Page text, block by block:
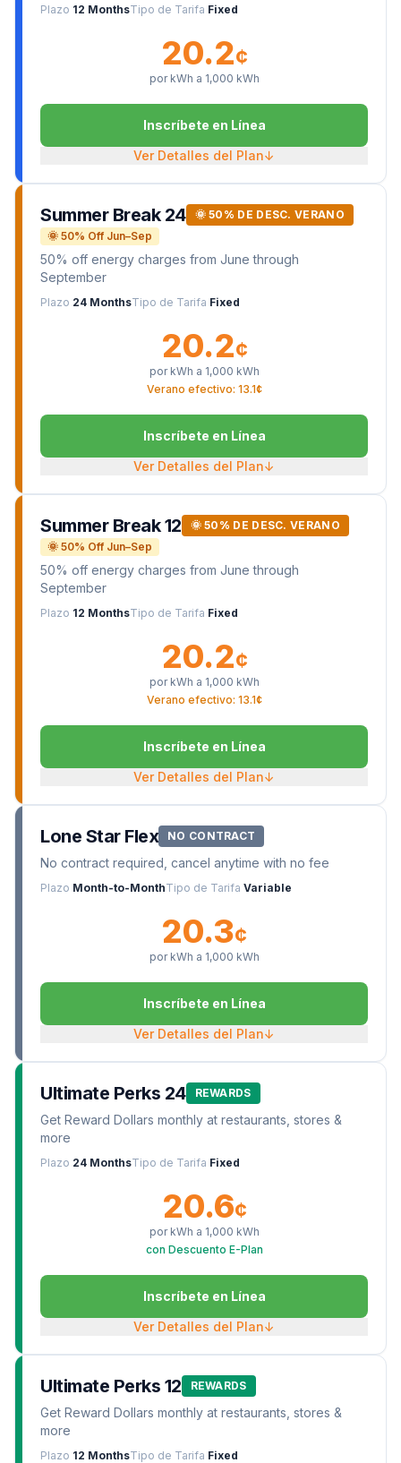
Plazo 12 MonthsTipo de Tarifa Fixed
20.2¢
por kWh a 1,000 kWh
Inscríbete en Línea
Ver Detalles del Plan↓
Summer Break 24
🌞 50% DE DESC. VERANO
🌞 50% Off Jun–Sep
50% off energy charges from June through
September
Plazo 24 MonthsTipo de Tarifa Fixed
20.2¢
por kWh a 1,000 kWh
Verano efectivo: 13.1¢
Inscríbete en Línea
Ver Detalles del Plan↓
Summer Break 12
🌞 50% DE DESC. VERANO
🌞 50% Off Jun–Sep
50% off energy charges from June through
September
Plazo 12 MonthsTipo de Tarifa Fixed
20.2¢
por kWh a 1,000 kWh
Verano efectivo: 13.1¢
Inscríbete en Línea
Ver Detalles del Plan↓
Lone Star Flex NO CONTRACT
No contract required, cancel anytime with no fee
Plazo Month-to-MonthTipo de Tarifa Variable
20.3¢
por kWh a 1,000 kWh
Inscríbete en Línea
Ver Detalles del Plan↓
Ultimate Perks 24 REWARDS
Get Reward Dollars monthly at restaurants, stores &
more
Plazo 24 MonthsTipo de Tarifa Fixed
20.6¢
por kWh a 1,000 kWh
con Descuento E-Plan
Inscríbete en Línea
Ver Detalles del Plan↓
Ultimate Perks 12 REWARDS
Get Reward Dollars monthly at restaurants, stores &
more
Plazo 12 MonthsTipo de Tarifa Fixed